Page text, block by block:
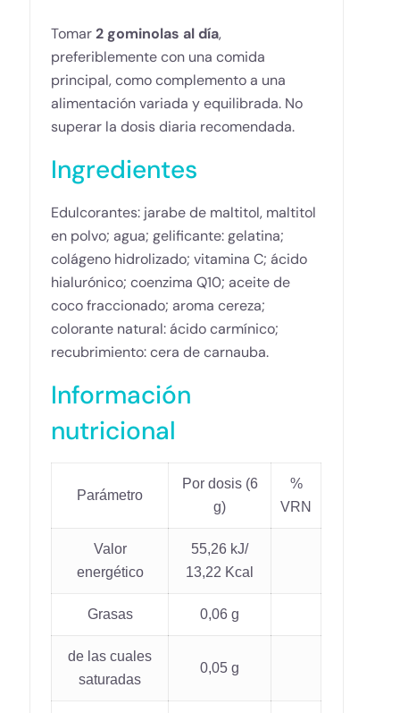
Tomar2 gominolas al día,
preferiblemente con una comida
principal, como complemento a una
alimentación variada y equilibrada. No
superar la dosis diaria recomendada.
Ingredientes
Edulcorantes: jarabe de maltitol, maltitol
en polvo; agua; gelificante: gelatina;
colágeno hidrolizado; vitamina C; ácido
hialurónico; coenzima Q10; aceite de
coco fraccionado; aroma cereza;
colorante natural: ácido carmínico;
recubrimiento: cera de carnauba.
Información
nutricional
Parámetro
Por dosis (6
g)
%
VRN
Valor
energético
55,26 kJ/
13,22 Kcal
Grasas 0,06 g
de las cuales
saturadas
0,05 g